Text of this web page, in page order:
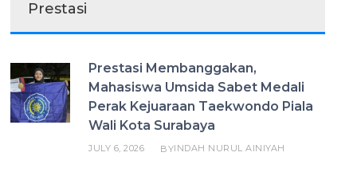
Prestasi
Prestasi Membanggakan,
Mahasiswa Umsida Sabet Medali
Perak Kejuaraan Taekwondo Piala
Wali Kota Surabaya
JULY 6, 2026 BYINDAH NURUL AINIYAH